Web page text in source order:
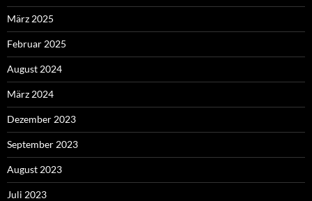
März 2025
Februar 2025
August 2024
März 2024
Dezember 2023
September 2023
August 2023
Juli 2023